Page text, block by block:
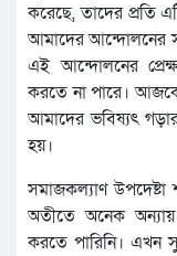
করেছে, তাদের প্রতি
আমাদের আন্দোলনের
এই আন্দোলনের
করতে না পারে।
আমাদের ভবিষ্যৎ
হয়।
সমাজকল্যাণ
অতীতে অনেক অন্যায়
করতে পারিনি। এখন